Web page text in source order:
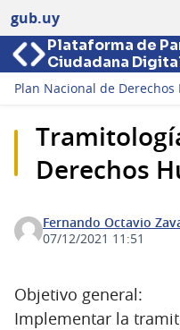
gub.uy
Plataforma de
Ciudadana
Plan Nacional de Derechos
Derechos
Fernando Octavio
07/12/2021 11:51
Objetivo general:
Implementar la